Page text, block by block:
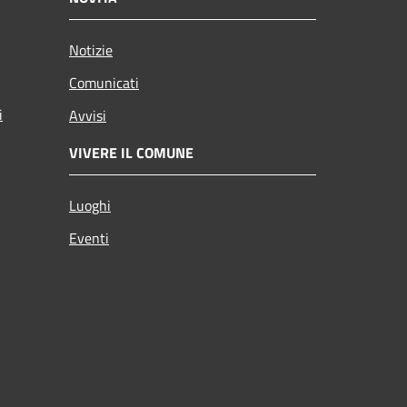
Notizie
Comunicati
Avvisi
VIVERE IL COMUNE
Luoghi
Eventi